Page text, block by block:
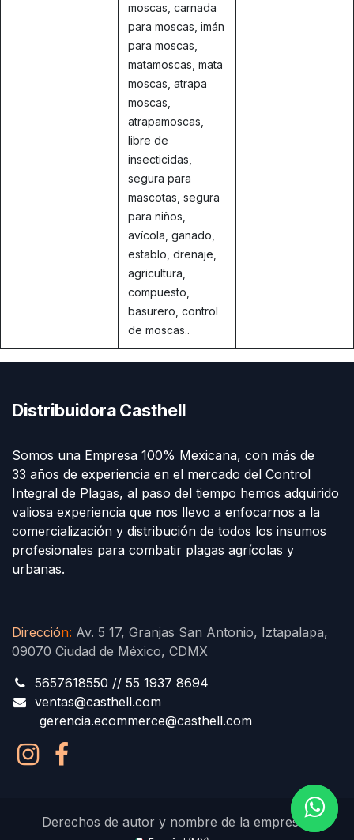
moscas, carnada
para moscas, imán
para moscas,
matamoscas, mata
moscas, atrapa
moscas,
atrapamoscas,
libre de
insecticidas,
segura para
mascotas, segura
para niños,
avícola, ganado,
establo, drenaje,
agricultura,
compuesto,
basurero, control
de moscas..
Distribuidora Casthell
Somos una Empresa 100% Mexicana, con más de
33 años de experiencia en el mercado del Control
Integral de Plagas, al paso del tiempo hemos adquirido
valiosa experiencia que nos llevo a enfocarnos a la
comercialización y distribución de todos los insumos
profesionales para combatir plagas agrícolas y
urbanas.
Dirección: Av. 5 17, Granjas San Antonio, Iztapalapa,
09070 Ciudad de México, CDMX
5657618550 // 55 1937 8694
ventas@casthell.com
gerencia.ecommerce@casthell.com
Derechos de autor y nombre de la empresa